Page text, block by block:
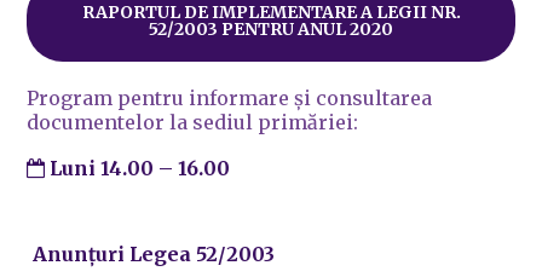
RAPORTUL DE IMPLEMENTARE A LEGII NR.
52/2003 PENTRU ANUL 2020
Program pentru informare și consultarea
documentelor la sediul primăriei:
Luni 14.00 – 16.00
Anunțuri Legea 52/2003